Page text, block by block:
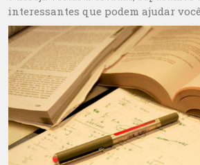
interessantes que podem ajudar você.